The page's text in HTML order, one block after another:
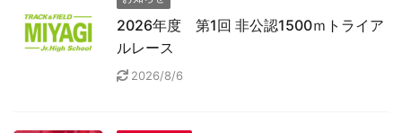
2026年度 第1回 非公認1500ｍトライア
ルレース
2026/8/6